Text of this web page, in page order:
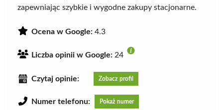
zapewniając szybkie i wygodne zakupy stacjonarne.
Ocena w Google: 4.3
Liczba opinii w Google: 24
Czytaj opinie: Zobacz profil
Numer telefonu: Pokaż numer